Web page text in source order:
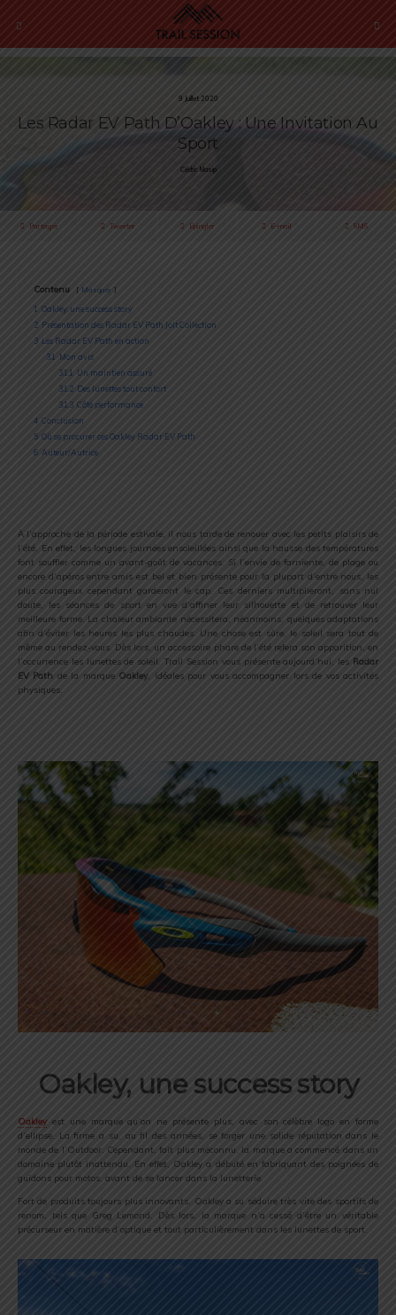
9 Juillet 2020
Les Radar EV Path D’Oakley : Une Invitation Au
Sport
Cédric Masip
Partager Tweeter Épingler E-mail SMS
Contenu Masquer
1 Oakley, une success story
2 Présentation des Radar EV Path Jolt Collection
3 Les Radar EV Path en action
3.1
Mon avis
3.1.1
Un maintien assuré
3.1.2 Des lunettes tout confort
3.1.3 Côté performance
4 Conclusion
5 Où se procurer ces Oakley Radar EV Path
6 Auteur/Autrice
À l’approche de la période estivale, il nous tarde de renouer avec les petits plaisirs de
l’été. En effet, les longues journées ensoleillées ainsi que la hausse des températures
font souffler comme un avant-goût de vacances. Si l’envie de farniente, de plage ou
encore d’apéros entre amis est bel et bien présente pour la plupart d’entre nous, les
plus courageux cependant garderont le cap. Ces derniers multiplieront, sans nul
doute, les séances de sport en vue d’affiner leur silhouette et de retrouver leur
meilleure forme. La chaleur ambiante nécessitera, néanmoins, quelques adaptations
afin d’éviter les heures les plus chaudes. Une chose est sûre, le soleil sera tout de
même au rendez-vous. Dès lors, un accessoire phare de l’été refera son apparition, en
l’occurrence les lunettes de soleil. Trail Session vous présente aujourd’hui, les Radar
EV Path de la marque Oakley, idéales pour vous accompagner lors de vos activités
physiques.
Oakley, une success story
Oakleyest une marque qu’on ne présente plus, avec son célèbre logo en forme
d’ellipse. La firme a su, au fil des années, se forger une solide réputation dans le
monde de l’Outdoor. Cependant, fait plus méconnu, la marque a commencé dans un
domaine plutôt inattendu. En effet, Oakley a débuté en fabriquant des poignées de
guidons pour motos, avant de se lancer dans la lunetterie.
Fort de produits toujours plus innovants, Oakley a su séduire très vite des sportifs de
renom, tels que Greg Lemond. Dès lors, la marque n’a cessé d’être un véritable
précurseur en matière d’optique et tout particulièrement dans les lunettes de sport.